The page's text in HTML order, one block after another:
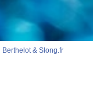
Berthelot& Slong.fr